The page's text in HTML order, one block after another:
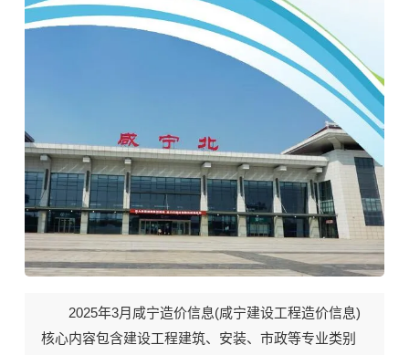
2025年3月咸宁造价信息(咸宁建设工程造价信息)
核心内容包含建设工程建筑、安装、市政等专业类别